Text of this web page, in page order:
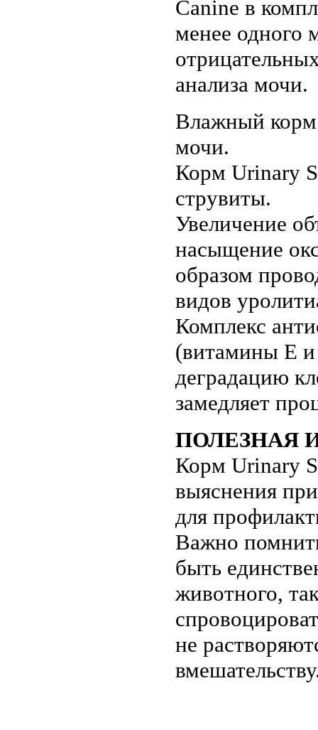
Canine в
менее одного
анализа мочи.
Влажный корм
мочи.
Корм Urinary
струвиты.
Увеличение
насыщение
образом
видов
Комплекс
(витамины Е
деградацию
замедляет
ПОЛЕЗНАЯ
Корм Urinary
выяснения
для
Важно
быть
животного,
не